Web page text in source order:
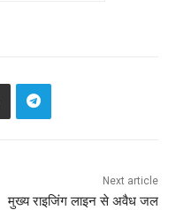
Next article
मुख्य राइजिंग लाइन से अवैध जल